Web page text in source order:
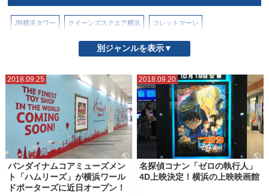
JR横浜タワー クイーンズスクエア横浜 コレットマーレ
シァル（CIAL）横浜 スカイビル
ベースゲート横浜関内 マークイズみなとみらい
マリンアンドウォークヨコハマ ラクシスフロント（横浜市役所）
ららぽーと横浜 ランドマークプラザ ルミネ横浜
三井アウトレットパーク横浜ベイサイド 星天クレイ 横浜グランゲート
横浜ジョイナス 横浜シンフォステージ 横浜ティンバーワーフ
別ジャンルを表示▼
2018.09.25
バンダイナムコアミューズメン
ト「ハムリーズ」が横浜ワール
ドポーターズに近日オープン！
2018.09.20
名探偵コナン「ゼロの執行人」
4D上映決定！横浜の上映映画館